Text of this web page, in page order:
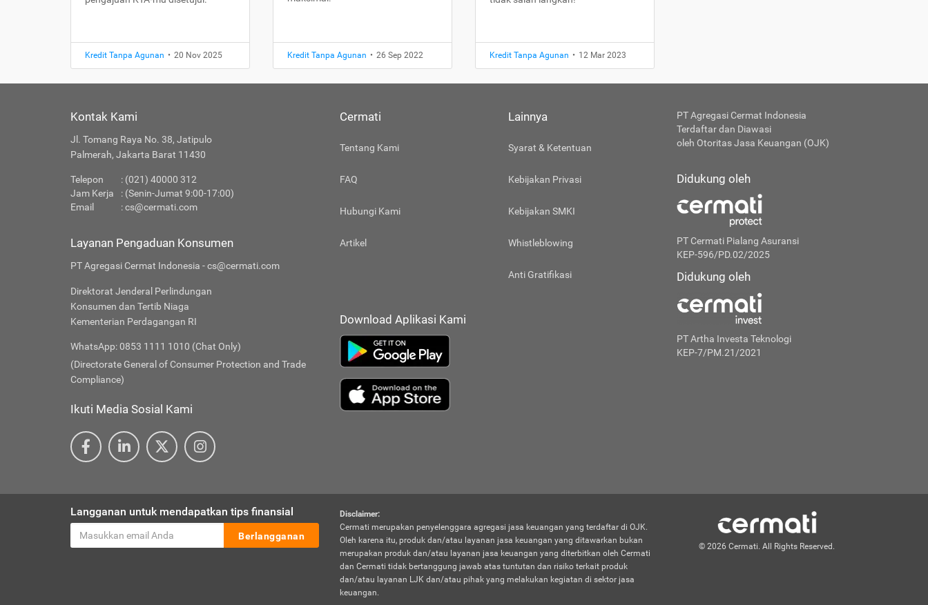
Kredit Tanpa Agunan • 20 Nov 2025 Kredit Tanpa Agunan • 26 Sep 2022 Kredit Tanpa Agunan • 12 Mar 2023
Kontak Kami
Jl. Tomang Raya No. 38, Jatipulo
Palmerah, Jakarta Barat 11430
Telepon
: (021) 40000 312
Jam Kerja
: (Senin-Jumat 9:00-17:00)
Email
:cs@cermati.com
Layanan Pengaduan Konsumen
PT Agregasi Cermat Indonesia - cs@cermati.com
Direktorat Jenderal Perlindungan
Konsumen dan Tertib Niaga
Kementerian Perdagangan RI
WhatsApp: 0853 1111 1010 (Chat Only)
(Directorate General of Consumer Protection and Trade
Compliance)
Ikuti Media Sosial Kami
Cermati
Tentang Kami
FAQ
Hubungi Kami
Artikel
Lainnya
Syarat & Ketentuan
Kebijakan Privasi
Kebijakan SMKI
Whistleblowing
Anti Gratifikasi
Download Aplikasi Kami
PT Agregasi Cermat Indonesia
Terdaftar dan Diawasi
oleh Otoritas Jasa Keuangan (OJK)
Didukung oleh
PT Cermati Pialang Asuransi
KEP-596/PD.02/2025
Didukung oleh
PT Artha Investa Teknologi
KEP-7/PM.21/2021
Langganan untuk mendapatkan tips finansial
Berlangganan
Disclaimer:
Cermati merupakan penyelenggara agregasi jasa keuangan yang terdaftar di OJK.
Oleh karena itu, produk dan/atau layanan jasa keuangan yang ditawarkan bukan
merupakan produk dan/atau layanan jasa keuangan yang diterbitkan oleh Cermati
dan Cermati tidak bertanggung jawab atas tuntutan dan risiko terkait produk
dan/atau layanan LJK dan/atau pihak yang melakukan kegiatan di sektor jasa
keuangan.
© 2026 Cermati. All Rights Reserved.